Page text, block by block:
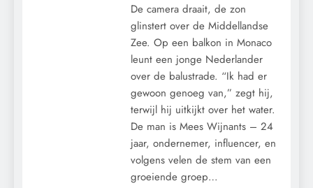
De camera draait, de zon
glinstert over de Middellandse
Zee. Op een balkon in Monaco
leunt een jonge Nederlander
over de balustrade. “Ik had er
gewoon genoeg van,” zegt hij,
terwijl hij uitkijkt over het water.
De man is Mees Wijnants – 24
jaar, ondernemer, influencer, en
volgens velen de stem van een
groeiende groep…